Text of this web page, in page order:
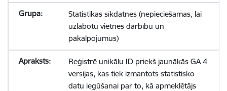
Statistikas sīkdatnes (nepieciešamas, lai
uzlabotu vietnes darbību un
pakalpojumus)
Reģistrē unikālu ID priekš jaunākās GA 4
versijas, kas tiek izmantots statistisko
datu iegūšanai par to, kā apmeklētājs